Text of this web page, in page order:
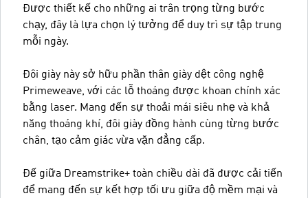
Được thiết kế cho những ai trân trọng từng bước
chạy, đây là lựa chọn lý tưởng để duy trì sự tập trung
mỗi ngày.
Đôi giày này sở hữu phần thân giày dệt công nghệ
Primeweave, với các lỗ thoáng được khoan chính xác
bằng laser. Mang đến sự thoải mái siêu nhẹ và khả
năng thoáng khí, đôi giày đồng hành cùng từng bước
chân, tạo cảm giác vừa vặn đẳng cấp.
Đế giữa Dreamstrike+ toàn chiều dài đã được cải tiến
để mang đến sự kết hợp tối ưu giữa độ mềm mại và